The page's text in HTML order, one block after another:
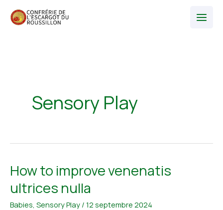
Sensory Play
How to improve venenatis
ultrices nulla
Babies Sensory Play / 12 septembre 2024